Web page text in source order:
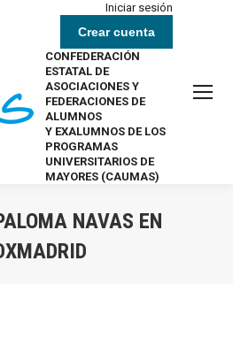
Iniciar sesión
Crear cuenta
CONFEDERACIÓN
ESTATAL DE
ASOCIACIONES Y
FEDERACIONES DE
ALUMNOS
Y EXALUMNOS DE LOS
PROGRAMAS
UNIVERSITARIOS DE
MAYORES (CAUMAS)
NAVAS EN